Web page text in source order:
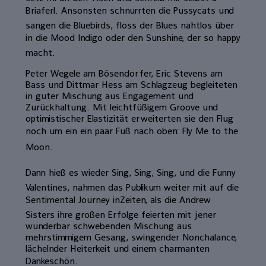
Briaferl. Ansonsten schnurrten die Pussycats und
sangen die Bluebirds, floss der Blues nahtlos über
in die Mood Indigo oder den Sunshine, der so happy
macht.
Peter Wegele am Bösendorfer, Eric Stevens am
Bass und Dittmar Hess am Schlagzeug begleiteten
in guter Mischung aus Engagement und
Zurückhaltung. Mit leichtfüßigem Groove und
optimistischer Elastizität erweiterten sie den Flug
noch um ein ein paar Fuß nach oben: Fly Me to the
Moon.
Dann hieß es wieder Sing, Sing, Sing, und die Funny
Valentines, nahmen das Publikum weiter mit auf die
Sentimental Journey inZeiten, als die Andrew
Sisters ihre großen Erfolge feierten mit jener
wunderbar schwebenden Mischung aus
mehrstimmigem Gesang, swingender Nonchalance,
lächelnder Heiterkeit und einem charmanten
Dankeschön.